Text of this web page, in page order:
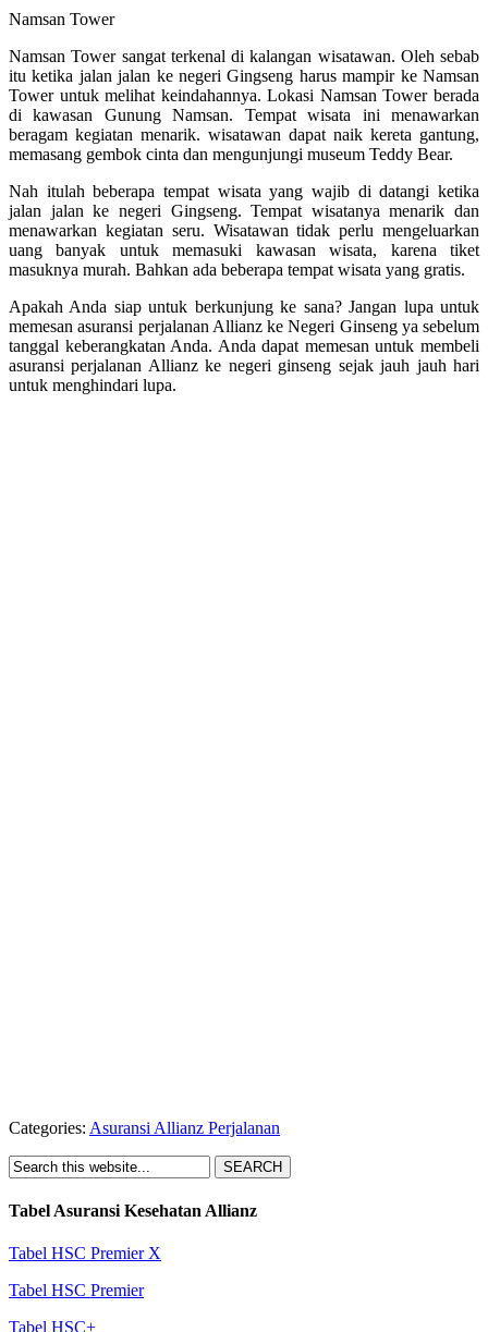
Namsan Tower
Namsan Tower sangat terkenal di kalangan wisatawan. Oleh sebab
itu ketika jalan jalan ke negeri Gingseng harus mampir ke Namsan
Tower untuk melihat keindahannya. Lokasi Namsan Tower berada
di kawasan Gunung Namsan. Tempat wisata ini menawarkan
beragam kegiatan menarik. wisatawan dapat naik kereta gantung,
memasang gembok cinta dan mengunjungi museum Teddy Bear.
Nah itulah beberapa tempat wisata yang wajib di datangi ketika
jalan jalan ke negeri Gingseng. Tempat wisatanya menarik dan
menawarkan kegiatan seru. Wisatawan tidak perlu mengeluarkan
uang banyak untuk memasuki kawasan wisata, karena tiket
masuknya murah. Bahkan ada beberapa tempat wisata yang gratis.
Apakah Anda siap untuk berkunjung ke sana? Jangan lupa untuk
memesan asuransi perjalanan Allianz ke Negeri Ginseng ya sebelum
tanggal keberangkatan Anda. Anda dapat memesan untuk membeli
asuransi perjalanan Allianz ke negeri ginseng sejak jauh jauh hari
untuk menghindari lupa.
Categories: Asuransi Allianz Perjalanan
Tabel Asuransi Kesehatan Allianz
Tabel HSC Premier X
Tabel HSC Premier
Tabel HSC+